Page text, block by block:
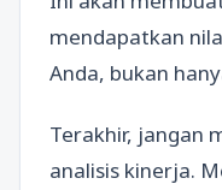
mendapatkan
Anda, bukan
Terakhir, jangan
analisis kinerja.